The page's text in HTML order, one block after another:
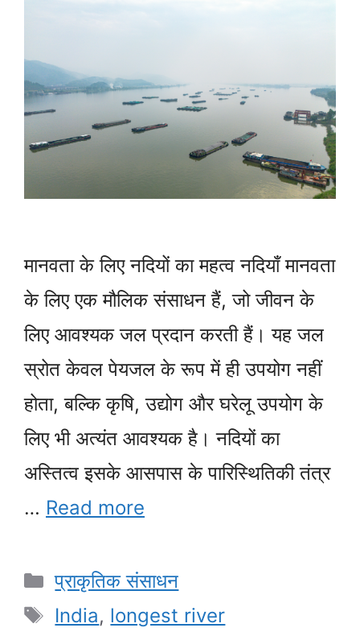
मानवता के लिए नदियों का महत्व नदियाँ मानवता
के लिए एक मौलिक संसाधन हैं, जो जीवन के
लिए आवश्यक जल प्रदान करती हैं। यह जल
स्रोत केवल पेयजल के रूप में ही उपयोग नहीं
होता, बल्कि कृषि, उद्योग और घरेलू उपयोग के
लिए भी अत्यंत आवश्यक है। नदियों का
अस्तित्व इसके आसपास के पारिस्थितिकी तंत्र
… Read more
Categories
प्राकृतिक संसाधन
Tags
India, longest river